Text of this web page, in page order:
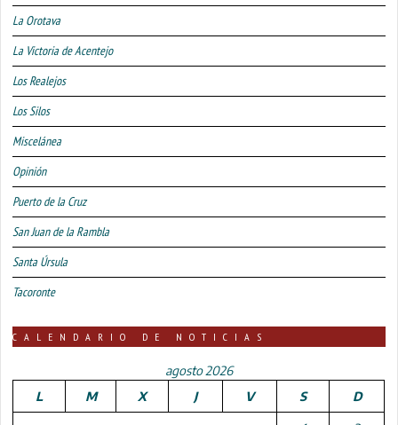
La Orotava
La Victoria de Acentejo
Los Realejos
Los Silos
Miscelánea
Opinión
Puerto de la Cruz
San Juan de la Rambla
Santa Úrsula
Tacoronte
CALENDARIO DE NOTICIAS
agosto 2026
L
M X J V S D